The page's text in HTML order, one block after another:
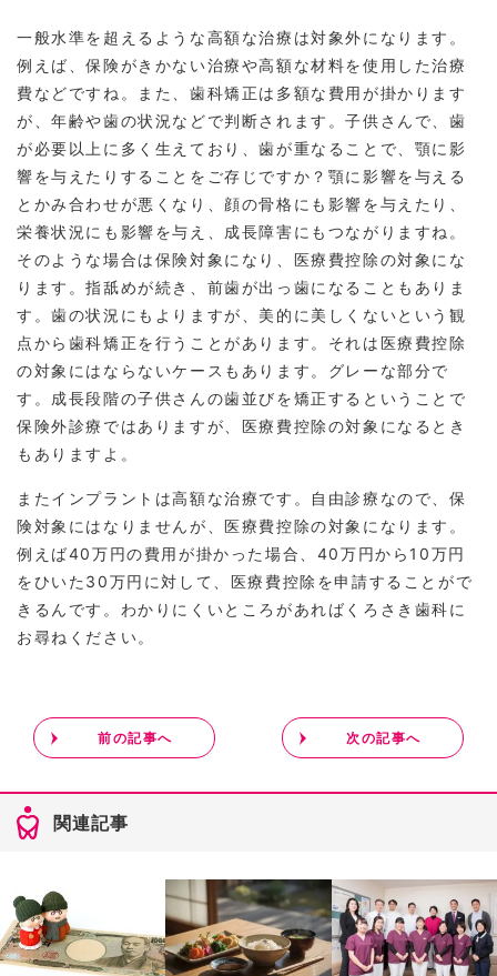
一般水準を超えるような高額な治療は対象外になります。
例えば、保険がきかない治療や高額な材料を使用した治療
費などですね。また、歯科矯正は多額な費用が掛かります
が、年齢や歯の状況などで判断されます。子供さんで、歯
が必要以上に多く生えており、歯が重なることで、顎に影
響を与えたりすることをご存じですか？顎に影響を与える
とかみ合わせが悪くなり、顔の骨格にも影響を与えたり、
栄養状況にも影響を与え、成長障害にもつながりますね。
そのような場合は保険対象になり、医療費控除の対象にな
ります。指舐めが続き、前歯が出っ歯になることもありま
す。歯の状況にもよりますが、美的に美しくないという観
点から歯科矯正を行うことがあります。それは医療費控除
の対象にはならないケースもあります。グレーな部分で
す。成長段階の子供さんの歯並びを矯正するということで
保険外診療ではありますが、医療費控除の対象になるとき
もありますよ。
またインプラントは高額な治療です。自由診療なので、保
険対象にはなりませんが、医療費控除の対象になります。
例えば40万円の費用が掛かった場合、40万円から10万円
をひいた30万円に対して、医療費控除を申請することがで
きるんです。わかりにくいところがあればくろさき歯科に
お尋ねください。
前の記事へ 次の記事へ
関連記事